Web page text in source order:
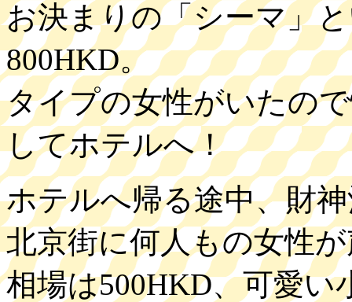
お決まりの「シーマ」
800HKD。
タイプの女性がいたの
してホテルへ！
ホテルへ帰る途中、財
北京街に何人もの女性
相場は500HKD、可愛